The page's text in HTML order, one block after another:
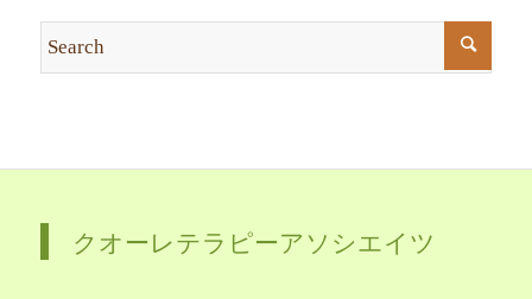
クオーレテラピーアソシエイツ